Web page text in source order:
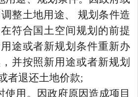
整土地用途、 规划条件造
符合国土空间规划的前提
途或者新规划条件重新办
并按照新用途或者新规划
者退还土地价款;
使用。因政府原因造成项目